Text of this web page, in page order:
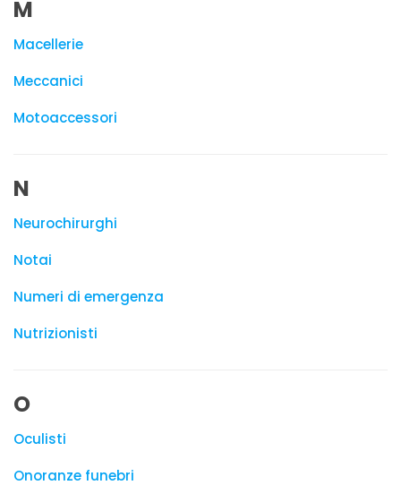
M
Macellerie
Meccanici
Motoaccessori
N
Neurochirurghi
Notai
Numeri di emergenza
Nutrizionisti
O
Oculisti
Onoranze funebri